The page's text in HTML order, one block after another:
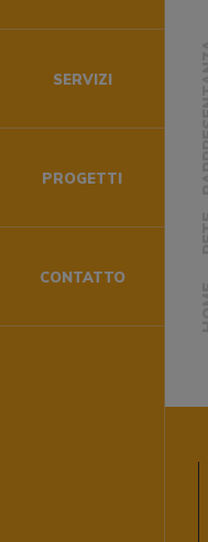
SERVIZI
PROGETTI
CONTATTO